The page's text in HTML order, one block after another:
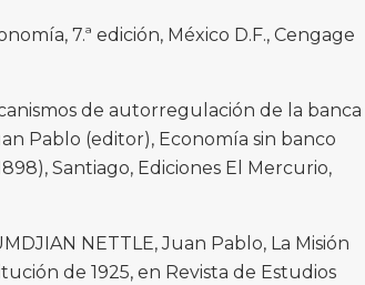
7.ª edición, México D.F., Cengage
de autorregulación de la banca
Pablo (editor), Economía sin banco
Santiago, Ediciones El Mercurio,
NETTLE, Juan Pablo, La Misión
de 1925, en Revista de Estudios